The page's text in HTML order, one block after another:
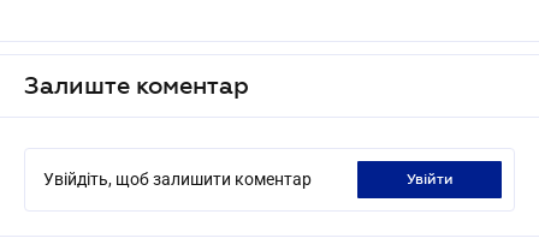
Залиште коментар
Увійдіть, щоб залишити коментар увійти